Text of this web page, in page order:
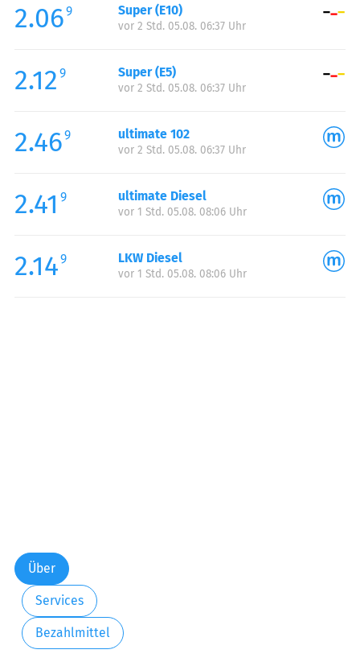
Samstag:
00:00-24:00
Sonntag:
2.069 Super (E10)
vor 2 Std. 05.08. 06:37 Uhr
2.12 9 Super (E5)
vor 2 Std. 05.08. 06:37 Uhr
2.469 ultimate 102
vor 2 Std. 05.08. 06:37 Uhr
2.41 9 ultimate Diesel
vor 1 Std. 05.08. 08:06 Uhr
2.149 LKW Diesel
vor 1 Std. 05.08. 08:06 Uhr
Über
Services
Bezahlmittel